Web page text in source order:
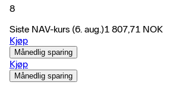
8
Siste NAV-kurs (6. aug.)1 807,71 NOK
Kjøp
Månedlig sparing
Kjøp
Månedlig sparing